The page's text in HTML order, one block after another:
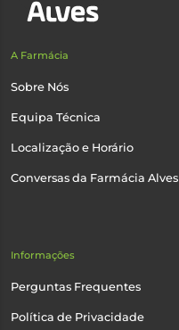
A Farmácia
Sobre Nós
Equipa Técnica
Localização e Horário
Conversas da Farmácia Alves
Informações
Perguntas Frequentes
Política de Privacidade